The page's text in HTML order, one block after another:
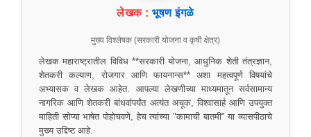
लेखक : भूषण इंगळे
मुख्य विश्लेषक (सरकारी योजना व कृषी क्षेत्र)
लेखक महाराष्ट्रातील विविध **सरकारी योजना, आधुनिक शेती तंत्रज्ञान,
शेतकरी कल्याण, रोजगार आणि फायनान्स** अशा महत्वपूर्ण विषयांचे
अभ्यासक व लेखक आहेत. आपल्या लेखणीच्या माध्यमातून सर्वसामान्य
नागरिक आणि शेतकरी बांधवांपर्यंत अत्यंत अचूक, विश्वासार्ह आणि उपयुक्त
माहिती सोप्या भाषेत पोहोचवणे, हेच त्यांच्या "कामाची बातमी" या व्यासपीठाचे
मुख्य उद्दिष्ट आहे.